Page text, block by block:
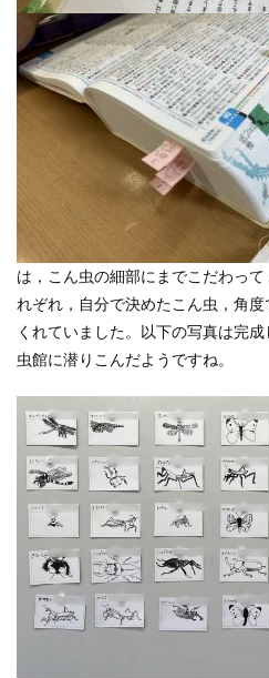
は，こん虫の細部にまでこだわっ
れぞれ，自分で決めたこん虫，角
くれていました。以下の写真は完
虫館に潜りこんだようですね。